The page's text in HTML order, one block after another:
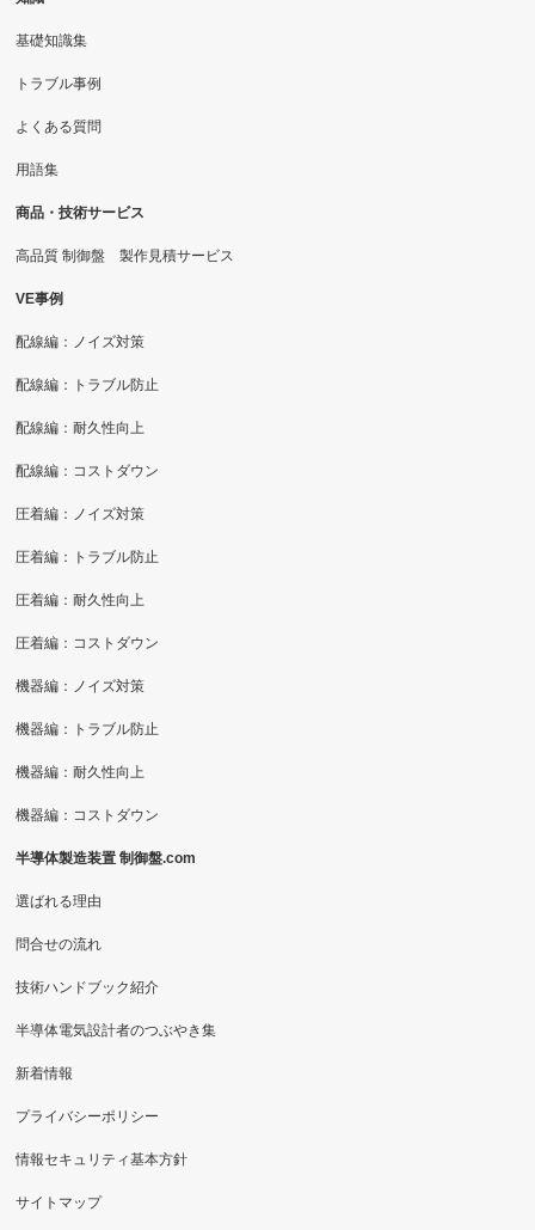
基礎知識集
トラブル事例
よくある質問
用語集
商品・技術サービス
高品質 制御盤 製作見積サービス
VE事例
配線編：ノイズ対策
配線編：トラブル防止
配線編：耐久性向上
配線編：コストダウン
圧着編：ノイズ対策
圧着編：トラブル防止
圧着編：耐久性向上
圧着編：コストダウン
機器編：ノイズ対策
機器編：トラブル防止
機器編：耐久性向上
機器編：コストダウン
半導体製造装置 制御盤.com
選ばれる理由
問合せの流れ
技術ハンドブック紹介
半導体電気設計者のつぶやき集
新着情報
プライバシーポリシー
情報セキュリティ基本方針
サイトマップ